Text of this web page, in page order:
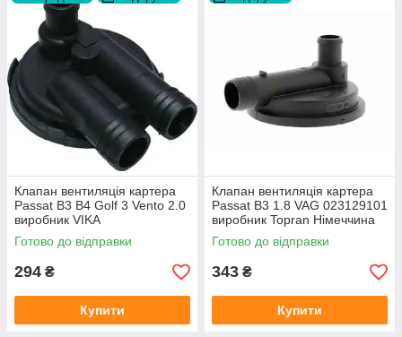
Клапан вентиляція картера
Passat B3 B4 Golf 3 Vento 2.0
виробник VIKA
Готово до відправки
294 ₴
Купити
Клапан вентиляція картера
Passat B3 1.8 VAG 023129101
виробник Topran Німеччина
Готово до відправки
343 ₴
Купити